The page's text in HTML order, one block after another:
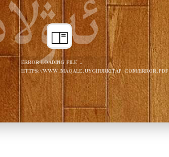
ERROR LOADING FILE -
HTTPS://WWW.MAQALE.UYGHURKITAP.COM/ERROR.PDF